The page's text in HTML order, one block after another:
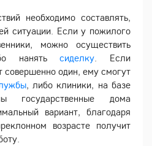
необходимо составлять,
ситуации. Если у пожилого
можно осуществить
нанятьсиделку . Если
совершенно один, ему смогут
, либо клиники, на базе
государственные дома
вариант, благодаря
возрасте получит